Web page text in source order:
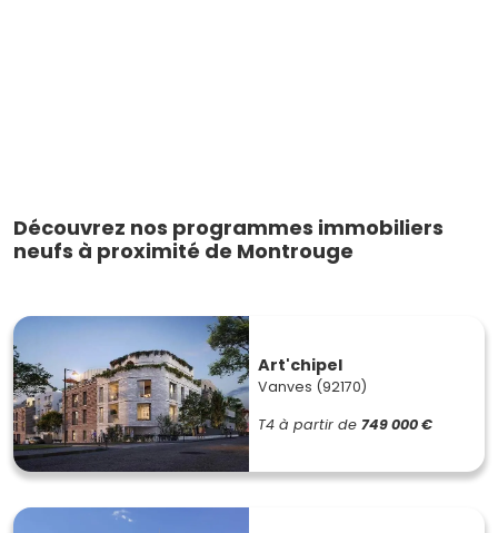
Découvrez nos programmes immobiliers
neufs à proximité de Montrouge
Art'chipel
Vanves (92170)
T4 à partir de 749 000 €